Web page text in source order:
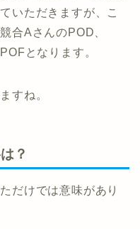
いただきますが、こ
合AさんのPOD、
となります。
すね。
？
だけでは意味があり